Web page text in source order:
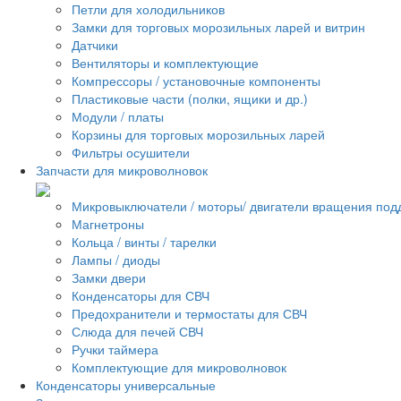
Петли для холодильников
Замки для торговых морозильных ларей и витрин
Датчики
Вентиляторы и комплектующие
Компрессоры / установочные компоненты
Пластиковые части (полки, ящики и др.)
Модули / платы
Корзины для торговых морозильных ларей
Фильтры осушители
Запчасти для микроволновок
Микровыключатели / моторы/ двигатели вращения
Магнетроны
Кольца / винты / тарелки
Лампы / диоды
Замки двери
Конденсаторы для СВЧ
Предохранители и термостаты для СВЧ
Слюда для печей СВЧ
Ручки таймера
Комплектующие для микроволновок
Конденсаторы универсальные